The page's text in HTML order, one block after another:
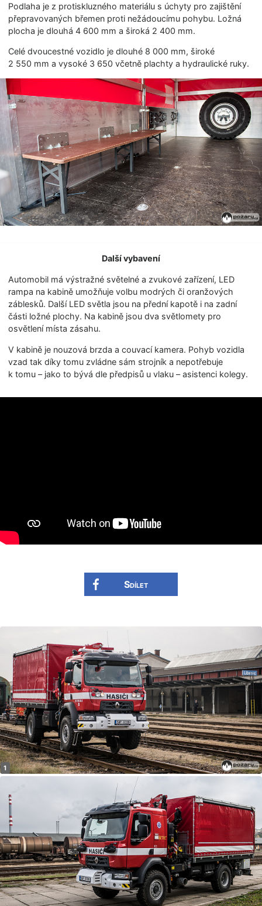
Podlaha je z protiskluzného materiálu s úchyty pro zajištění
přepravovaných břemen proti nežádoucímu pohybu. Ložná
plocha je dlouhá 4 600 mm a široká 2 400 mm.
Celé dvoucestné vozidlo je dlouhé 8 000 mm, široké
2 550 mm a vysoké 3 650 včetně plachty a hydraulické ruky.
Další vybavení
Automobil má výstražné světelné a zvukové zařízení, LED
rampa na kabině umožňuje volbu modrých či oranžových
záblesků. Další LED světla jsou na přední kapotě i na zadní
části ložné plochy. Na kabině jsou dva světlomety pro
osvětlení místa zásahu.
V kabině je nouzová brzda a couvací kamera. Pohyb vozidla
vzad tak díky tomu zvládne sám strojník a nepotřebuje
k tomu – jako to bývá dle předpisů u vlaku – asistenci kolegy.
Sdílet